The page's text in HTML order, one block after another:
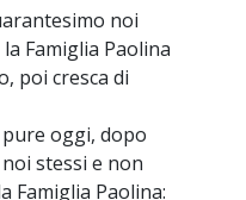
noi
Famiglia Paolina
poi cresca di
oggi, dopo
stessi e non
Famiglia Paolina: